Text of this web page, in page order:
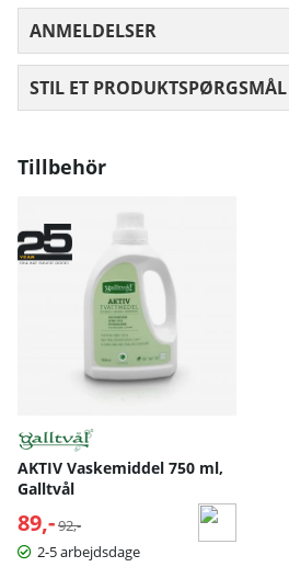
ANMELDELSER
STIL ET PRODUKTSPØRGSMÅL
Tillbehör
AKTIV Vaskemiddel 750 ml,
Galltvål
89,- Normalpris:
92,-
2-5 arbejdsdage